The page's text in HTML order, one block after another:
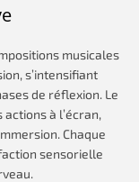
musicales
s’intensifiant
de réflexion. Le
à l’écran,
Chaque
sensorielle